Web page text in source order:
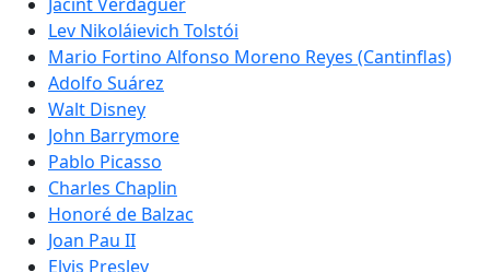
Lev Nikoláievich Tolstói
Mario Fortino Alfonso Moreno Reyes (Cantinflas)
Adolfo Suárez
Walt Disney
John Barrymore
Pablo Picasso
Charles Chaplin
Honoré de Balzac
Joan Pau II
Elvis Presley